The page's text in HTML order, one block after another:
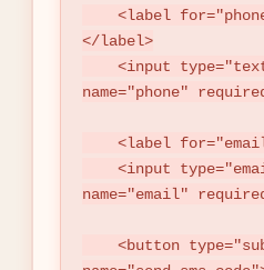
    <label for="phone">Номер телефона:
</label>
    <input type="text" id="phone"
name="phone"
    <label for="email">Email:</label>
    <input type="email" id="email"
name="email"
    <button type="submit"